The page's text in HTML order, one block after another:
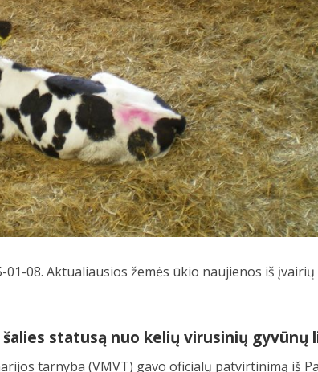
01-08. Aktualiausios žemės ūkio naujienos iš
statusą nuo kelių virusinių gyvūnų
tarnyba (VMVT) gavo oficialų patvirtinimą iš